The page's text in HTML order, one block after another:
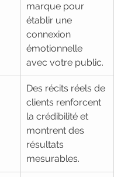
marque pour
établir une
connexion
émotionnelle
avec votre public.
Des récits réels de
clients renforcent
la crédibilité et
montrent des
résultats
mesurables.